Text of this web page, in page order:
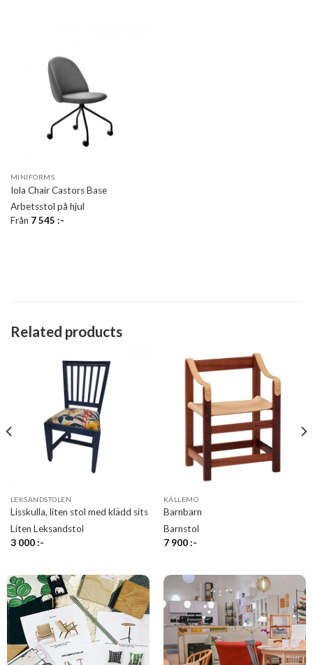
MINIFORMS
Iola Chair Castors Base
Arbetsstol på hjul
Från 7 545 :-
Related products
LEKSANDSTOLEN
Lisskulla, liten stol med klädd sits
Liten Leksandstol
3 000:-
KÄLLEMO
Barnbarn
Barnstol
7 900:-